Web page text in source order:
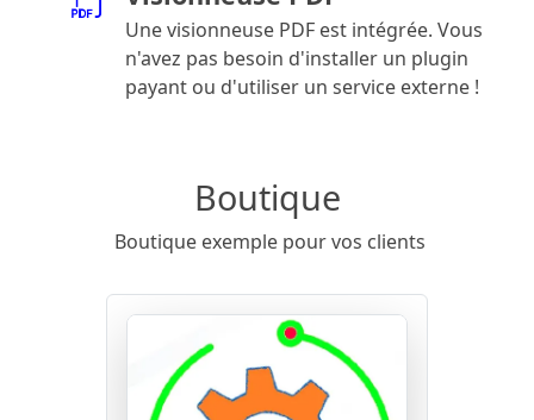
Une visionneuse PDF est intégrée. Vous
n'avez pas besoin d'installer un plugin
payant ou d'utiliser un service externe !
Boutique
Boutique exemple pour vos clients